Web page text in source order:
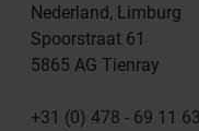
Nederland, Limburg
Spoorstraat 61
5865 AG Tienray
+31 (0) 478 - 69 11 63